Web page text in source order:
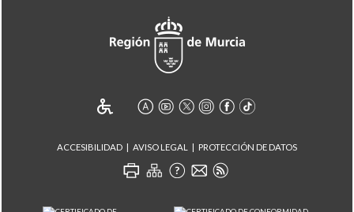
ACCESIBILIDAD AVISO LEGAL PROTECCIÓN DE DATOS